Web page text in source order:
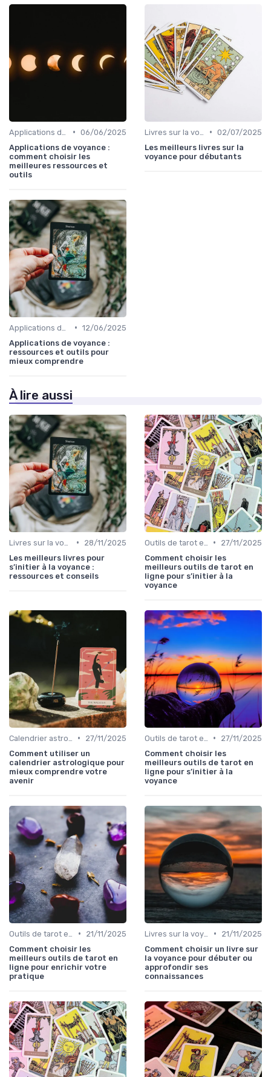
• 06/06/2025
Applications de voyance :
comment choisir les
meilleures ressources et
outils
• 02/07/2025
Les meilleurs livres sur la
voyance pour débutants
• 12/06/2025
Applications de voyance :
ressources et outils pour
mieux comprendre
À lire aussi
•
28/11/2025
Les meilleurs livres pour
s’initier à la voyance :
ressources et conseils
•
27/11/2025
Comment choisir les
meilleurs outils de tarot en
ligne pour s’initier à la
voyance
•
27/11/2025
Comment utiliser un
calendrier astrologique pour
mieux comprendre votre
avenir
•
27/11/2025
Comment choisir les
meilleurs outils de tarot en
ligne pour s’initier à la
voyance
•
21/11/2025
Comment choisir les
meilleurs outils de tarot en
ligne pour enrichir votre
pratique
•
21/11/2025
Comment choisir un livre sur
la voyance pour débuter ou
approfondir ses
connaissances